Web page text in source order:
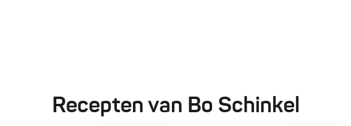
Recepten van Bo Schinkel